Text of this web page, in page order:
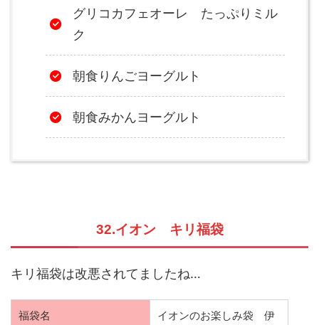
グリコカフェオーレ たっぷりミル
ク
朝食りんごヨーグルト
朝食みかんヨーグルト
32.イオン キリ福袋
キリ福袋は改悪されてましたね…
福袋名
イオンのお楽しみ袋 伊